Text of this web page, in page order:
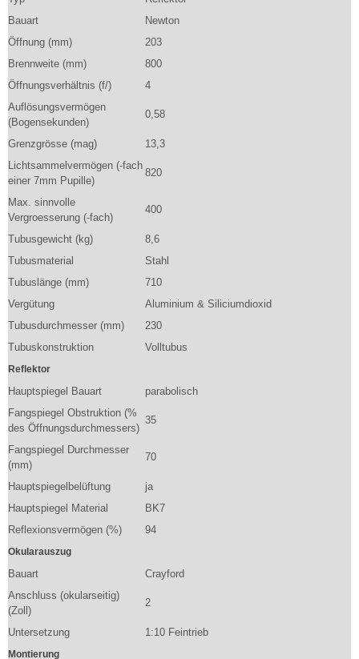
Bauart
Newton
Öffnung (mm)
203
Brennweite (mm)
800
Öffnungsverhältnis (f/)
4
Auflösungsvermögen
(Bogensekunden)
0,58
Grenzgrösse (mag)
13,3
Lichtsammelvermögen (-fach
einer 7mm Pupille)
820
Max. sinnvolle
Vergroesserung (-fach)
400
Tubusgewicht (kg)
8,6
Tubusmaterial
Stahl
Tubuslänge (mm)
710
Vergütung
Aluminium & Siliciumdioxid
Tubusdurchmesser (mm)
230
Tubuskonstruktion
Volltubus
Reflektor
Hauptspiegel Bauart
parabolisch
Fangspiegel Obstruktion (%
des Öffnungsdurchmessers)
35
Fangspiegel Durchmesser
(mm)
70
Hauptspiegelbelüftung
ja
Hauptspiegel Material
BK7
Reflexionsvermögen (%)
94
Okularauszug
Bauart
Crayford
Anschluss (okularseitig)
(Zoll)
2
Untersetzung 1:10 Feintrieb
Montierung